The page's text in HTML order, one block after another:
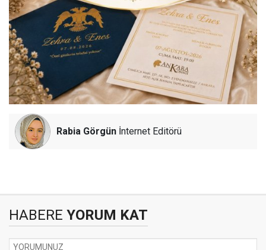
Rabia Görgün İnternet Editörü
HABERE YORUM KAT